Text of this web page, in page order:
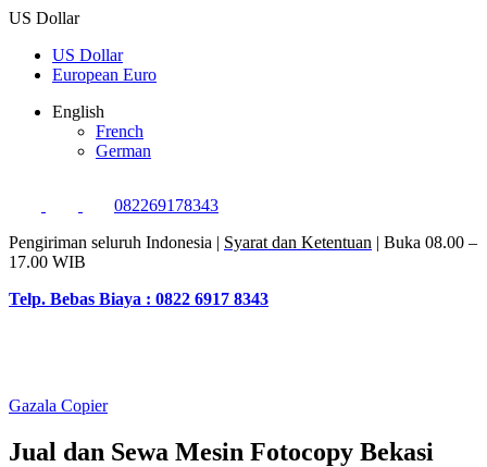
US Dollar
US Dollar
European Euro
English
French
German
082269178343
Pengiriman seluruh Indonesia | Syarat dan Ketentuan | Buka 08.00 –
17.00 WIB
Telp. Bebas Biaya : 0822 6917 8343
Gazala Copier
Jual dan Sewa Mesin Fotocopy Bekasi